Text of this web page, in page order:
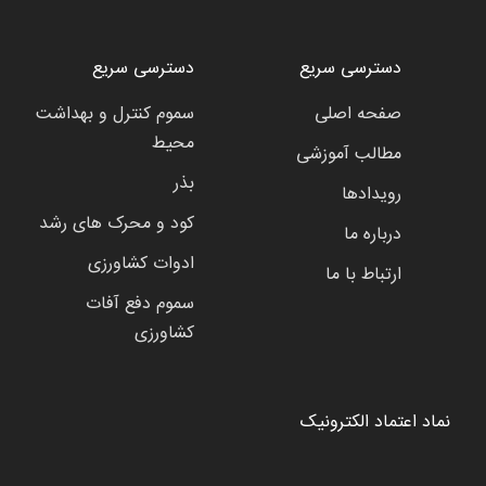
دسترسی سریع
صفحه اصلی
مطالب آموزشی
رویدادها
درباره ما
ارتباط با ما
دسترسی سریع
سموم کنترل و بهداشت
محیط
بذر
کود و محرک های رشد
ادوات کشاورزی
سموم دفع آفات
کشاورزی
نماد اعتماد الکترونیک